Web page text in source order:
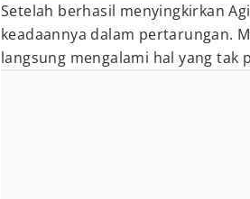
Setelah berhasil menyingkirkan
keadaannya dalam pertarungan.
langsung mengalami hal yang tak